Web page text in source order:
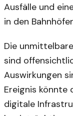
Ausfälle und
in den
Die
sind
Auswirkungen
Ereignis könnte
digitale